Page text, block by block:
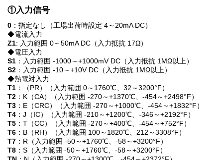
①入力信号
0 ：指定なし（工場出荷時設定 4～20mA DC）
◆電流入力
Z1: 入力範囲 0～50mA DC（入力抵抗 17Ω）
◆電圧入力
S1 ：入力範囲 -1000～+1000mV DC（入力抵抗 1MΩ以上）
S2 ：入力範囲 -10～+10V DC（入力抵抗 1MΩ以上）
◆熱電対入力
T1 ：（PR）（入力範囲 0～1760℃、32～3200°F）
T2 ：K（CA）（入力範囲 -270～+1370℃、-454～+2498°F）
T3 ：E（CRC）（入力範囲 -270～+1000℃、-454～+1832°F）
T4 ：J（IC）（入力範囲 -210～+1200℃、-346～+2192°F）
T5 ：T（CC）（入力範囲 -270～+400℃、-454～+752°F）
T6 ：B（RH）（入力範囲 100～1820℃、212～3308°F）
T7 ：R（入力範囲 -50～+1760℃、-58～+3200°F）
T8 ：S（入力範囲 -50～+1760℃、-58～+3200°F）